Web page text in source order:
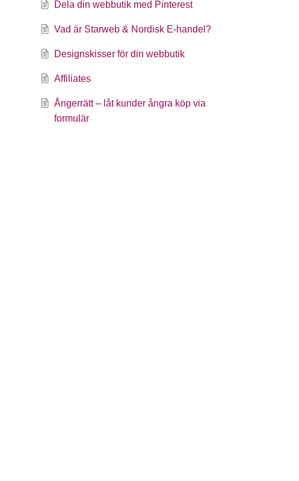
Dela din webbutik med Pinterest
Vad är Starweb & Nordisk E-handel?
Designskisser för din webbutik
Affiliates
Ångerrätt – låt kunder ångra köp via
formulär